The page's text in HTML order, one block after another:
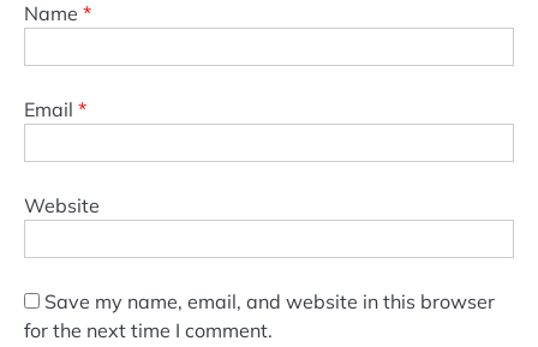
Name *
Email *
Website
Save my name, email, and website in this browser
for the next time I comment.